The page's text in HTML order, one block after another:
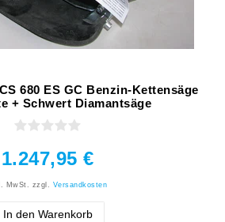
680 ES GC Benzin-Kettensäge
+ Schwert Diamantsäge
1.247,95 €
MwSt. zzgl. Versandkosten
In den Warenkorb